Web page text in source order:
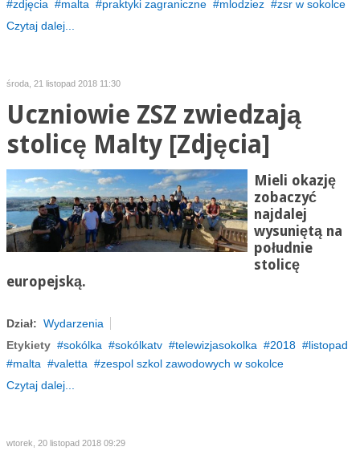
zdjęcia malta praktyki zagraniczne mlodziez
zsr w sokolce
Czytaj dalej...
środa, 21 listopad 2018 11:30
Uczniowie ZSZ zwiedzają
stolicę Malty [Zdjęcia]
Mieli okazję
zobaczyć
najdalej
wysuniętą na
południe
stolicę
europejską.
Dział: Wydarzenia
Etykiety
sokólka sokólkatv telewizjasokolka 2018
listopad
malta
valetta
zespol szkol zawodowych w sokolce
Czytaj dalej...
wtorek, 20 listopad 2018 09:29